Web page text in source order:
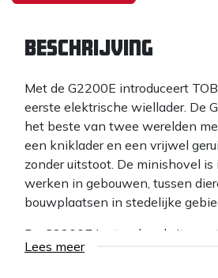
Beschrijving
Met de G2200E introduceert
eerste elektrische wiellader. De
het beste van twee werelden
een kniklader en een vrijwel
zonder uitstoot. De minishovel is
werken in gebouwen, tussen
bouwplaatsen in stedelijke
De G2200E is standaard
48V lithium-ion accu die de
Lees meer